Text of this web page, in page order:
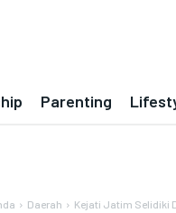
Parenting
Daerah Kejati Jatim Selidiki